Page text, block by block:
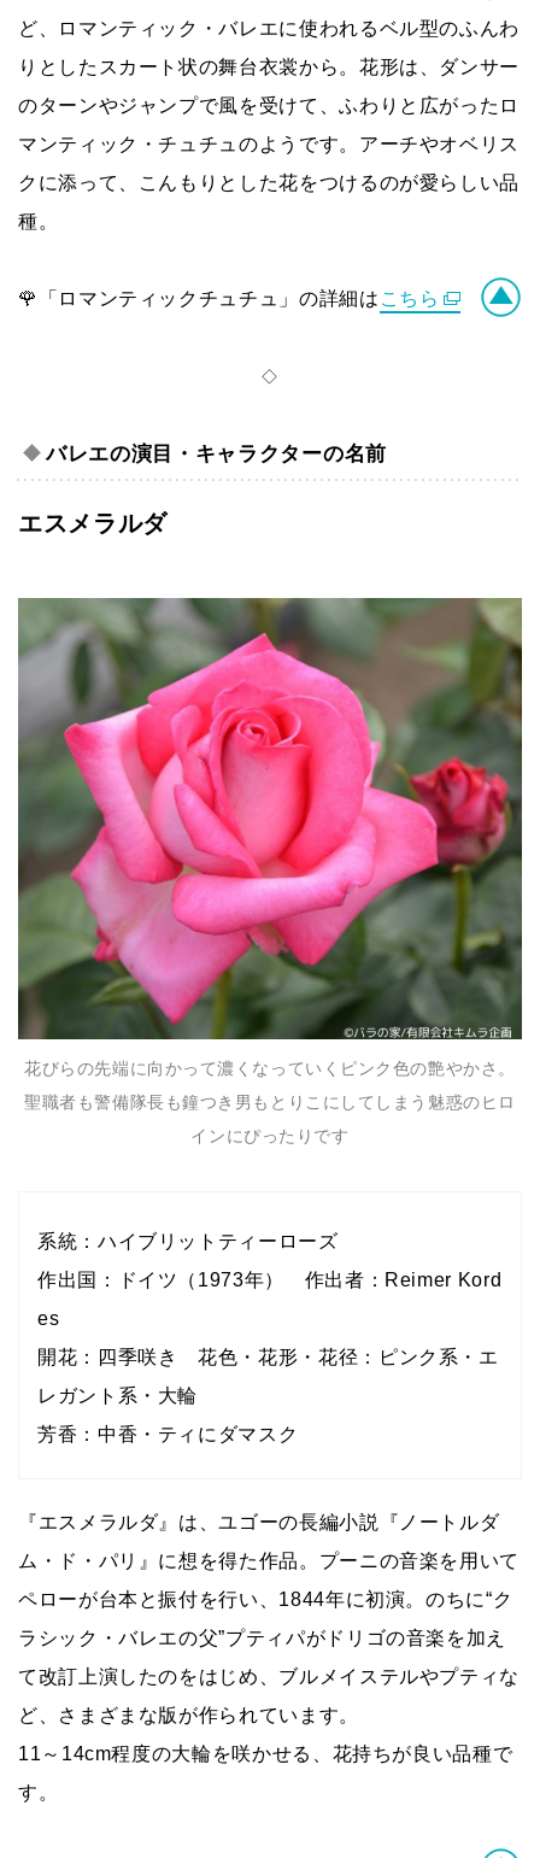
ど、ロマンティック・バレエに使われるベル型のふんわ
りとしたスカート状の舞台衣裳から。花形は、ダンサー
のターンやジャンプで風を受けて、ふわりと広がったロ
マンティック・チュチュのようです。アーチやオベリス
クに添って、こんもりとした花をつけるのが愛らしい品
種。
🌹「ロマンティックチュチュ」の詳細は こちら
◇
バレエの演目・キャラクターの名前
エスメラルダ
花びらの先端に向かって濃くなっていくピンク色の艶やかさ。
聖職者も警備隊長も鐘つき男もとりこにしてしまう魅惑のヒロ
インにぴったりです
系統：ハイブリットティーローズ
作出国：ドイツ（1973年） 作出者：Reimer Kord
es
開花：四季咲き 花色・花形・花径：ピンク系・エ
レガント系・大輪
芳香：中香・ティにダマスク
『エスメラルダ』は、ユゴーの長編小説『ノートルダ
ム・ド・パリ』に想を得た作品。プーニの音楽を用いて
ペローが台本と振付を行い、1844年に初演。のちに“ク
ラシック・バレエの父”プティパがドリゴの音楽を加え
て改訂上演したのをはじめ、ブルメイステルやプティな
ど、さまざまな版が作られています。
11～14cm程度の大輪を咲かせる、花持ちが良い品種で
す。